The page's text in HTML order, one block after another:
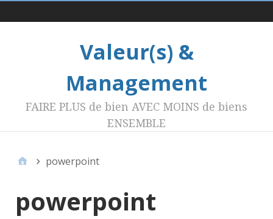
Menu 1
Valeur(s) &
Management
FAIRE PLUS de bien AVEC MOINS de biens
ENSEMBLE
powerpoint
powerpoint